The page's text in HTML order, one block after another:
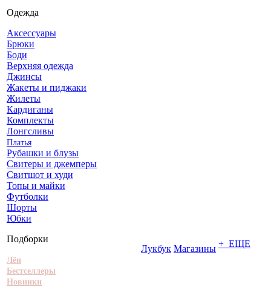
Одежда
Аксессуары
Брюки
Боди
Верхняя одежда
Джинсы
Жакеты и пиджаки
Жилеты
Кардиганы
Комплекты
Лонгсливы
Платья
Рубашки и блузы
Свитеры и джемперы
Свитшот и худи
Топы и майки
Футболки
Шорты
Юбки
Подборки
Лён
Бестселлеры
Новинки
Лукбук Магазины + ЕЩЕ